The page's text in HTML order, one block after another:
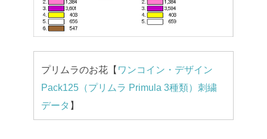
プリムラのお花【 ワンコイン・デザイン
Pack125（プリムラ Primula 3種類）刺繍
データ 】